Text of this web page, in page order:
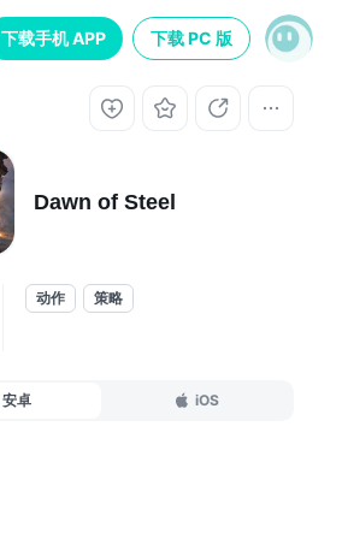
下载手机 APP 下载 PC 版
Dawn of Steel
动作 策略
安卓 iOS